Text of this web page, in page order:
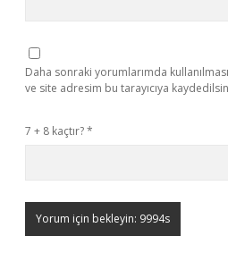
Daha sonraki yorumlarımda
ve site adresim bu tarayıcıya
7 + 8 kaçtır?*